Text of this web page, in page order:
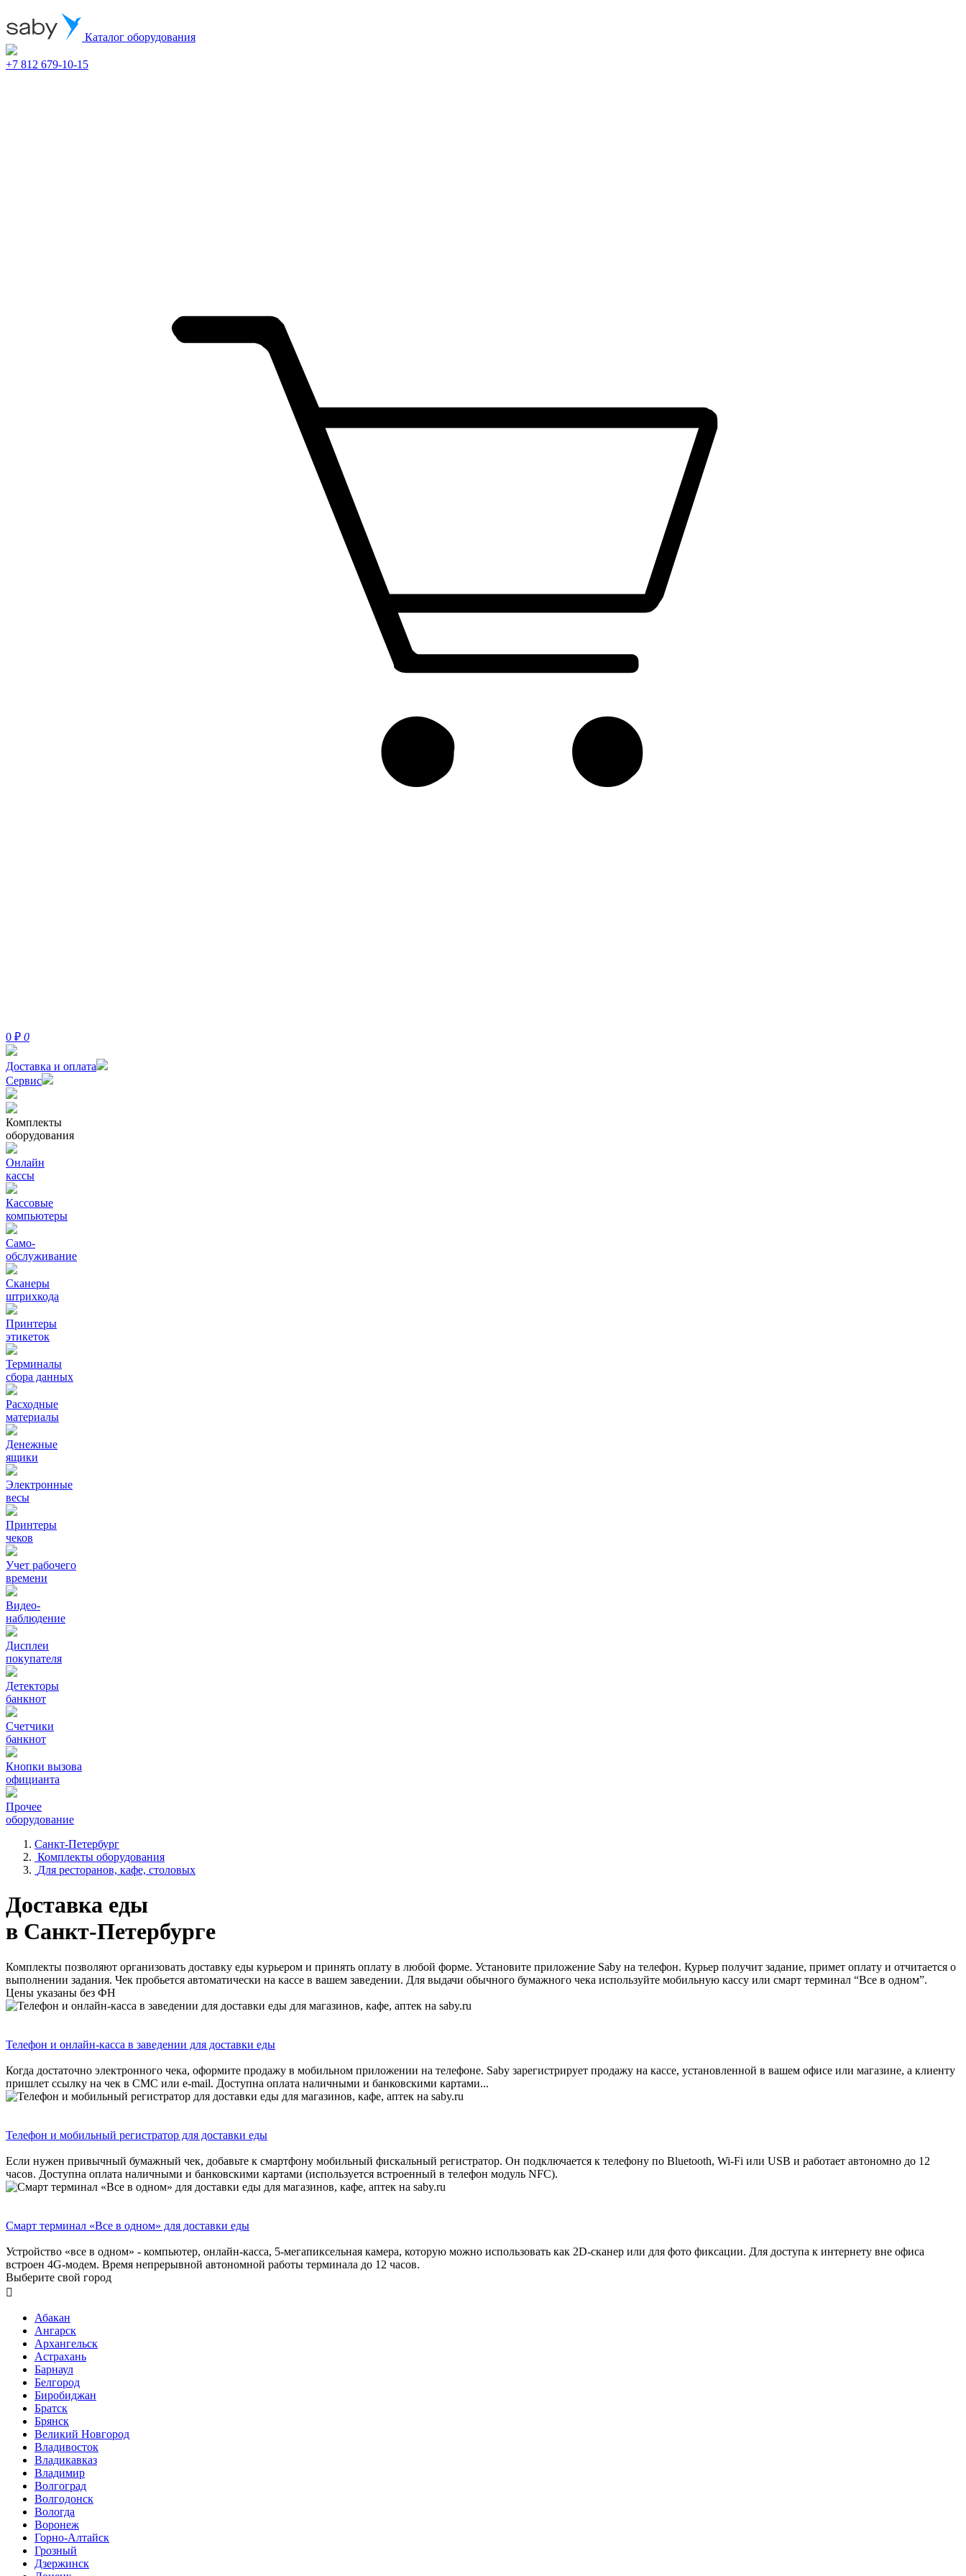
Каталог оборудования
+7 812 679-10-15
0 ₽ 0
Доставка и оплата
Сервис
Комплекты
оборудования
Онлайн
кассы
Кассовые
компьютеры
Само-
обслуживание
Сканеры
штрихкода
Принтеры
этикеток
Терминалы
сбора данных
Расходные
материалы
Денежные
ящики
Электронные
весы
Принтеры
чеков
Учет рабочего
времени
Видео‑
наблюдение
Дисплеи
покупателя
Детекторы
банкнот
Счетчики
банкнот
Кнопки вызова
официанта
Прочее
оборудование
Санкт-Петербург
Комплекты оборудования
Для ресторанов, кафе, столовых
Доставка еды
в Санкт-Петербурге
Комплекты позволяют организовать доставку еды курьером и принять оплату в любой форме. Установите приложение Saby на телефон. Курьер получит задание, примет оплату и отчитается о
выполнении задания. Чек пробьется автоматически на кассе в вашем заведении. Для выдачи обычного бумажного чека используйте мобильную кассу или смарт терминал “Все в одном”.
Цены указаны без ФН
Телефон и онлайн-касса в заведении для доставки еды
Когда достаточно электронного чека, оформите продажу в мобильном приложении на телефоне. Saby зарегистрирует продажу на кассе, установленной в вашем офисе или магазине, а клиенту
пришлет ссылку на чек в СМС или e-mail. Доступна оплата наличными и банковскими картами...
Телефон и мобильный регистратор для доставки еды
Если нужен привычный бумажный чек, добавьте к смартфону мобильный фискальный регистратор. Он подключается к телефону по Bluetooth, Wi-Fi или USB и работает автономно до 12
часов. Доступна оплата наличными и банковскими картами (используется встроенный в телефон модуль NFC).
Смарт терминал «Все в одном» для доставки еды
Устройство «все в одном» - компьютер, онлайн-касса, 5-мегапиксельная камера, которую можно использовать как 2D-сканер или для фото фиксации. Для доступа к интернету вне офиса
встроен 4G-модем. Время непрерывной автономной работы терминала до 12 часов.
Выберите свой город

Абакан
Ангарск
Архангельск
Астрахань
Барнаул
Белгород
Биробиджан
Братск
Брянск
Великий Новгород
Владивосток
Владикавказ
Владимир
Волгоград
Волгодонск
Вологда
Воронеж
Горно-Алтайск
Грозный
Дзержинск